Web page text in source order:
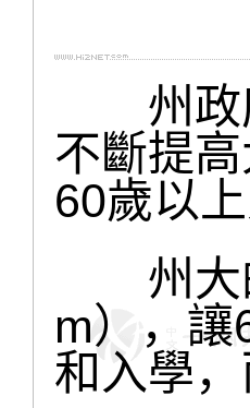
州政府
不斷提
60歲以
州大的
m），讓
和入學